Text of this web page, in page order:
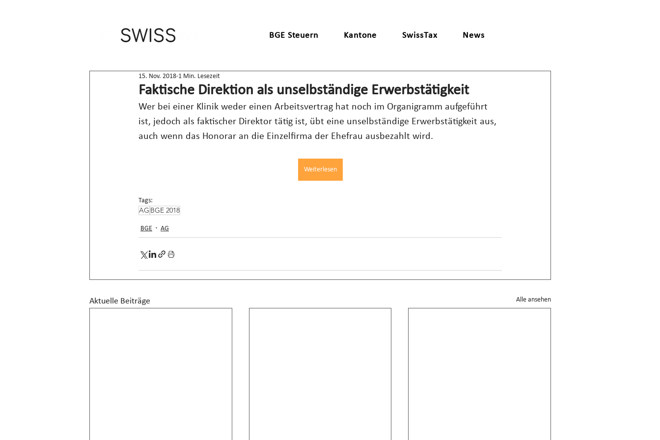
BGE Steuern Kantone SwissTax News
Faktische Direktion als unselbständige Erwerbstätigkeit
15. Nov. 2018 1 Min. Lesezeit
Wer bei einer Klinik weder einen Arbeitsvertrag hat noch im Organigramm aufgeführt
ist, jedoch als faktischer Direktor tätig ist, übt eine unselbständige Erwerbstätigkeit aus,
auch wenn das Honorar an die Einzelfirma der Ehefrau ausbezahlt wird.
Weiterlesen
Tags:
AG BGE 2018
BGE AG
Aktuelle Beiträge Alle ansehen